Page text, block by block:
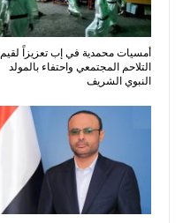
أمسيات محمدية في إب تعزيزاً لقيم
التلاحم المجتمعي واحتفاء بالمولد
النبوي الشريف